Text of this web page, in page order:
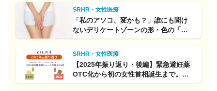
SRHR・女性医療
「私のアソコ、変かも？」誰にも聞け
ないデリケートゾーンの形・色の「正
常」とは
SRHR・女性医療
【2025年振り返り・後編】緊急避妊薬
OTC化から初の女性首相誕生まで。
2025年女性医療ニュースを総まとめ